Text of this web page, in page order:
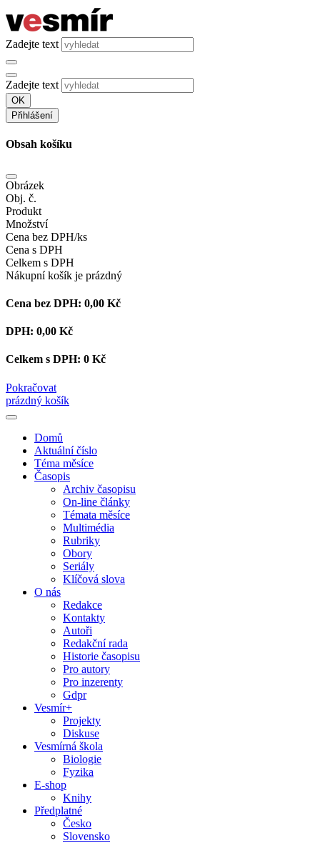
Zadejte text
Zadejte text
OK
Přihlášení
Obsah košíku
Obrázek
Obj. č.
Produkt
Množství
Cena bez DPH/ks
Cena s DPH
Celkem s DPH
Nákupní košík je prázdný
Cena bez DPH: 0,00 Kč
DPH: 0,00 Kč
Celkem s DPH: 0 Kč
Pokračovat
prázdný košík
Domů
Aktuální číslo
Téma měsíce
Časopis
Archiv časopisu
On-line články
Témata měsíce
Multimédia
Rubriky
Obory
Seriály
Klíčová slova
O nás
Redakce
Kontakty
Autoři
Redakční rada
Historie časopisu
Pro autory
Pro inzerenty
Gdpr
Vesmír+
Projekty
Diskuse
Vesmírná škola
Biologie
Fyzika
E-shop
Knihy
Předplatné
Česko
Slovensko